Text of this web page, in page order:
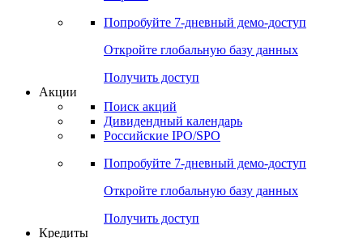
Cbonds Pages
Опросы
Попробуйте7-дневный
Откройте глобальную базу данных
Получить доступ
Поиск акций
Российские IPO/SPO
Попробуйте7-дневный